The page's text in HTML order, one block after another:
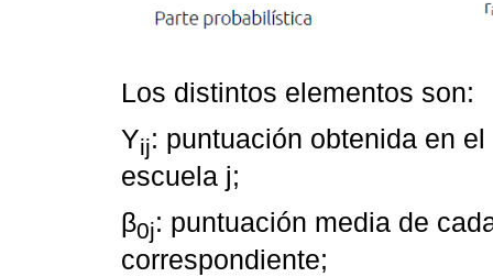
Los distintos elementos son:
Yij: puntuación obtenida en
escuela j;
β0j: puntuación media de
correspondiente;